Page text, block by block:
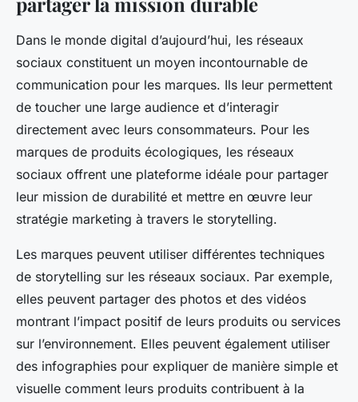
Dans le monde digital d’aujourd’hui, les réseaux
sociaux constituent un moyen incontournable de
communication pour les marques. Ils leur permettent
de toucher une large audience et d’interagir
directement avec leurs consommateurs. Pour les
marques de produits écologiques, les réseaux
sociaux offrent une plateforme idéale pour partager
leur mission de durabilité et mettre en œuvre leur
stratégie marketing à travers le storytelling.
Les marques peuvent utiliser différentes techniques
de storytelling sur les réseaux sociaux. Par exemple,
elles peuvent partager des photos et des vidéos
montrant l’impact positif de leurs produits ou services
sur l’environnement. Elles peuvent également utiliser
des infographies pour expliquer de manière simple et
visuelle comment leurs produits contribuent à la